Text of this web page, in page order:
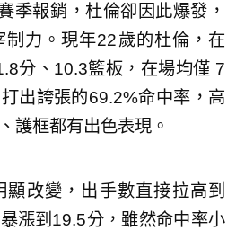
季報銷，杜倫卻因此爆發，
力。現年22歲的杜倫，在
分、10.3籃板，在場均僅 7
出誇張的69.2%命中率，高
護框都有出色表現。
改變，出手數直接拉高到
漲到19.5分，雖然命中率小